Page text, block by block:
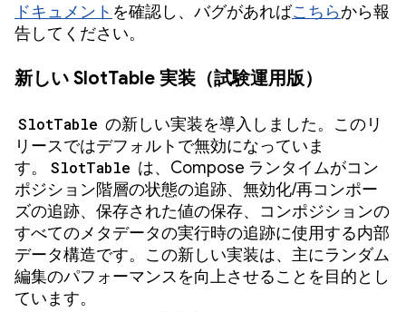
ドキュメント を確認し、バグがあればこちらから報
告してください。
新しい SlotTable 実装（試験運用版）
SlotTable の新しい実装を導入しました。このリ
リースではデフォルトで無効になっていま
す。
SlotTable は、Compose ランタイムがコン
ポジション階層の状態の追跡、無効化/再コンポー
ズの追跡、保存された値の保存、コンポジションの
すべてのメタデータの実行時の追跡に使用する内部
データ構造です。この新しい実装は、主にランダム
編集のパフォーマンスを向上させることを目的とし
ています。